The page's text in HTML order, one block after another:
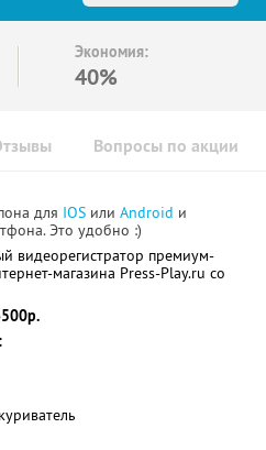
Экономия:
40%
Вопросы по акции
для IOS или Android и
Это удобно :)
видеорегистратор премиум-
магазина Press-Play.ru со